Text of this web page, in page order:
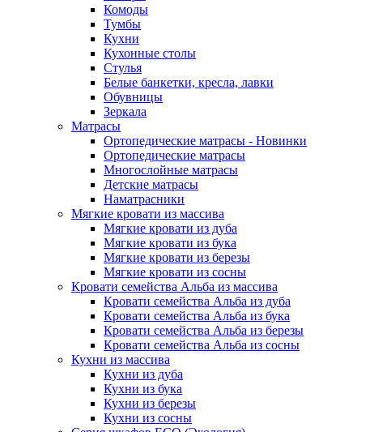
Комоды
Тумбы
Кухни
Кухонные столы
Стулья
Белые банкетки, кресла, лавки
Обувницы
Зеркала
Матрасы
Ортопедические матрасы - Новинки
Ортопедические матрасы
Многослойные матрасы
Детские матрасы
Наматрасники
Мягкие кровати из массива
Мягкие кровати из дуба
Мягкие кровати из бука
Мягкие кровати из березы
Мягкие кровати из сосны
Кровати семейства Альба из массива
Кровати семейства Альба из дуба
Кровати семейства Альба из бука
Кровати семейства Альба из березы
Кровати семейства Альба из сосны
Кухни из массива
Кухни из дуба
Кухни из бука
Кухни из березы
Кухни из сосны